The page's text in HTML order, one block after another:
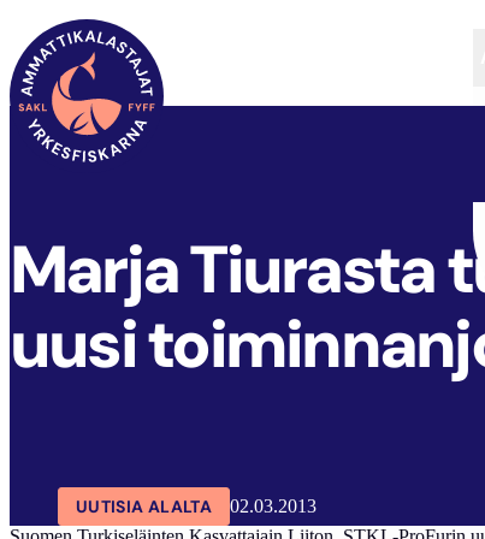
SAKL ARTIKKELIT
Marja Tiurasta
uusi
UUTISIA ALALTA
02.03.2013